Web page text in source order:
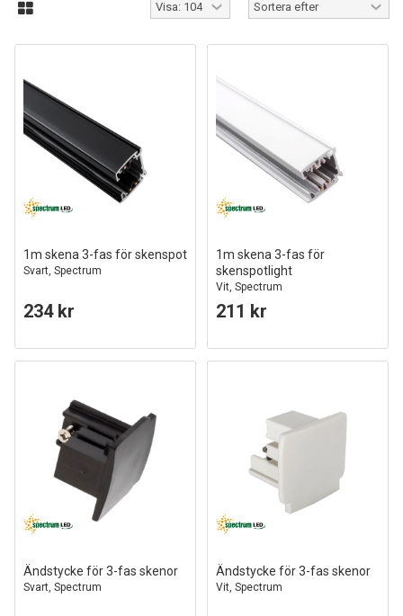
1m skena 3-fas för skenspot
Svart, Spectrum
234 kr
1m skena 3-fas för
skenspotlight
Vit, Spectrum
211 kr
Ändstycke för 3-fas skenor
Svart, Spectrum
Ändstycke för 3-fas skenor
Vit, Spectrum